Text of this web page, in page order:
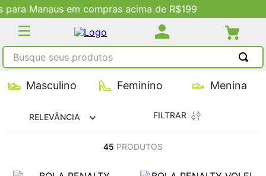
Descontos Exclusivos no Site
Busque seus produtos
TERMOS MAIS BUSCADOS
º
tenis feminino
Masculino Feminino Menina
RELEVÂNCIA FILTRAR
45 PRODUTOS